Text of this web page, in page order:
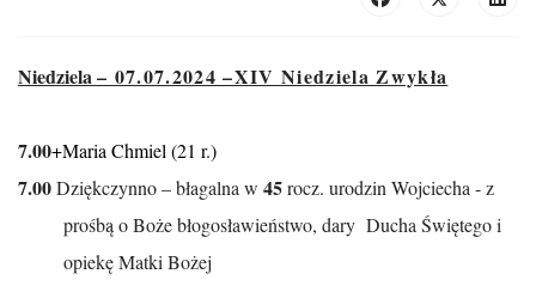
Niedziela– 07.07.2024 –XIV Niedziela Zwykła
7.00+Maria Chmiel (21 r.)
7.00Dziękczynno – błagalna w 45rocz. urodzin Wojciecha - z
prośbą o Boże błogosławieństwo, dary Ducha Świętego i
opiekę Matki Bożej